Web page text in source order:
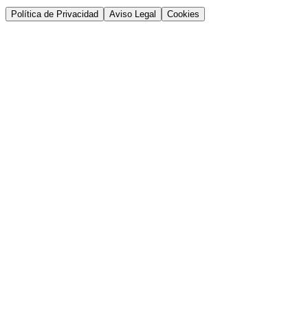
Política de Privacidad Aviso Legal Cookies